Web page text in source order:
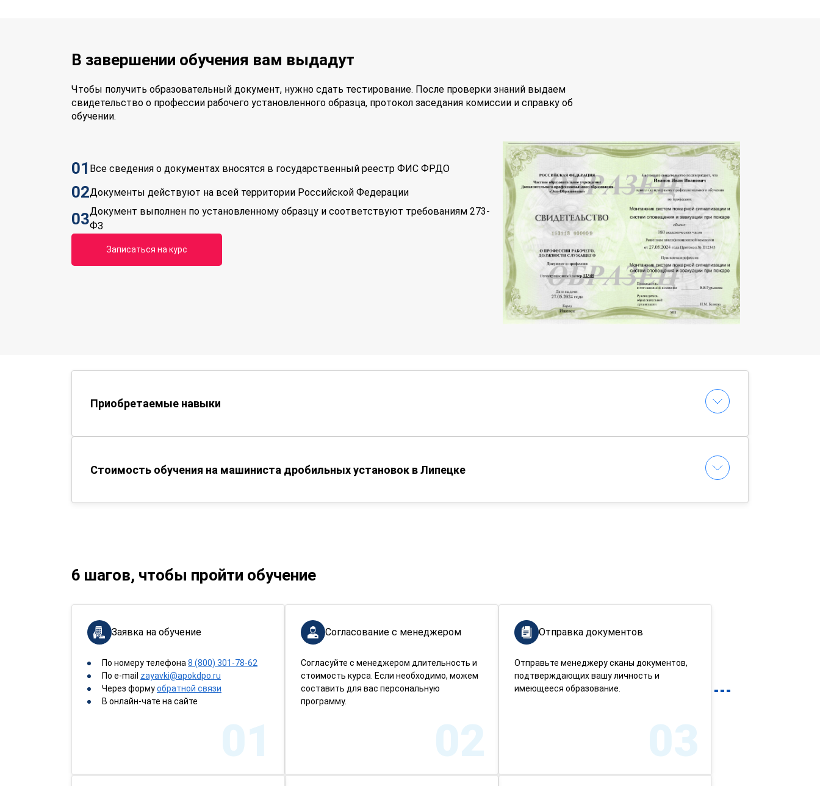
В завершении обучения вам выдадут
Чтобы получить образовательный документ, нужно сдать тестирование. После проверки знаний выдаем
свидетельство о профессии рабочего установленного образца, протокол заседания комиссии и справку об
обучении.
01 Все сведения о документах вносятся в государственный реестр ФИС ФРДО
02Документы действуют на всей территории Российской Федерации
03Документ выполнен по установленному образцу и соответствуют требованиям 273-
ФЗ
Записаться на курс
Приобретаемые навыки
Стоимость обучения на машиниста дробильных установок в Липецке
6 шагов, чтобы пройти обучение
Заявка на обучение
По номеру телефона 8 (800) 301-78-62
По e-mail zayavki@apokdpo.ru
Через формуобратной связи
В онлайн-чате на сайте
01
Согласование с менеджером
Согласуйте с менеджером длительность и
стоимость курса. Если необходимо, можем
составить для вас персональную
программу.
02
Отправка документов
Отправьте менеджеру сканы документов,
подтверждающих вашу личность и
имеющееся образование.
03